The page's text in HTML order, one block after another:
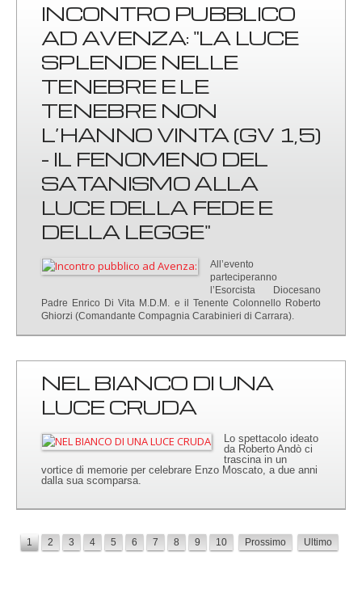
INCONTRO PUBBLICO
AD AVENZA: "LA LUCE
SPLENDE NELLE
TENEBRE E LE
TENEBRE NON
L’HANNO VINTA (GV 1,5)
- IL FENOMENO DEL
SATANISMO ALLA
LUCE DELLA FEDE E
DELLA LEGGE"
All’evento
parteciperanno
l’Esorcista Diocesano
Padre Enrico Di Vita M.D.M. e il Tenente Colonnello Roberto
Ghiorzi (Comandante Compagnia Carabinieri di Carrara).
NEL BIANCO DI UNA
LUCE CRUDA
Lo spettacolo ideato
da Roberto Andò ci
trascina in un
vortice di memorie per celebrare Enzo Moscato, a due anni
dalla sua scomparsa.
1 2 3 4 5 6 7 8 9 10 Prossimo Ultimo